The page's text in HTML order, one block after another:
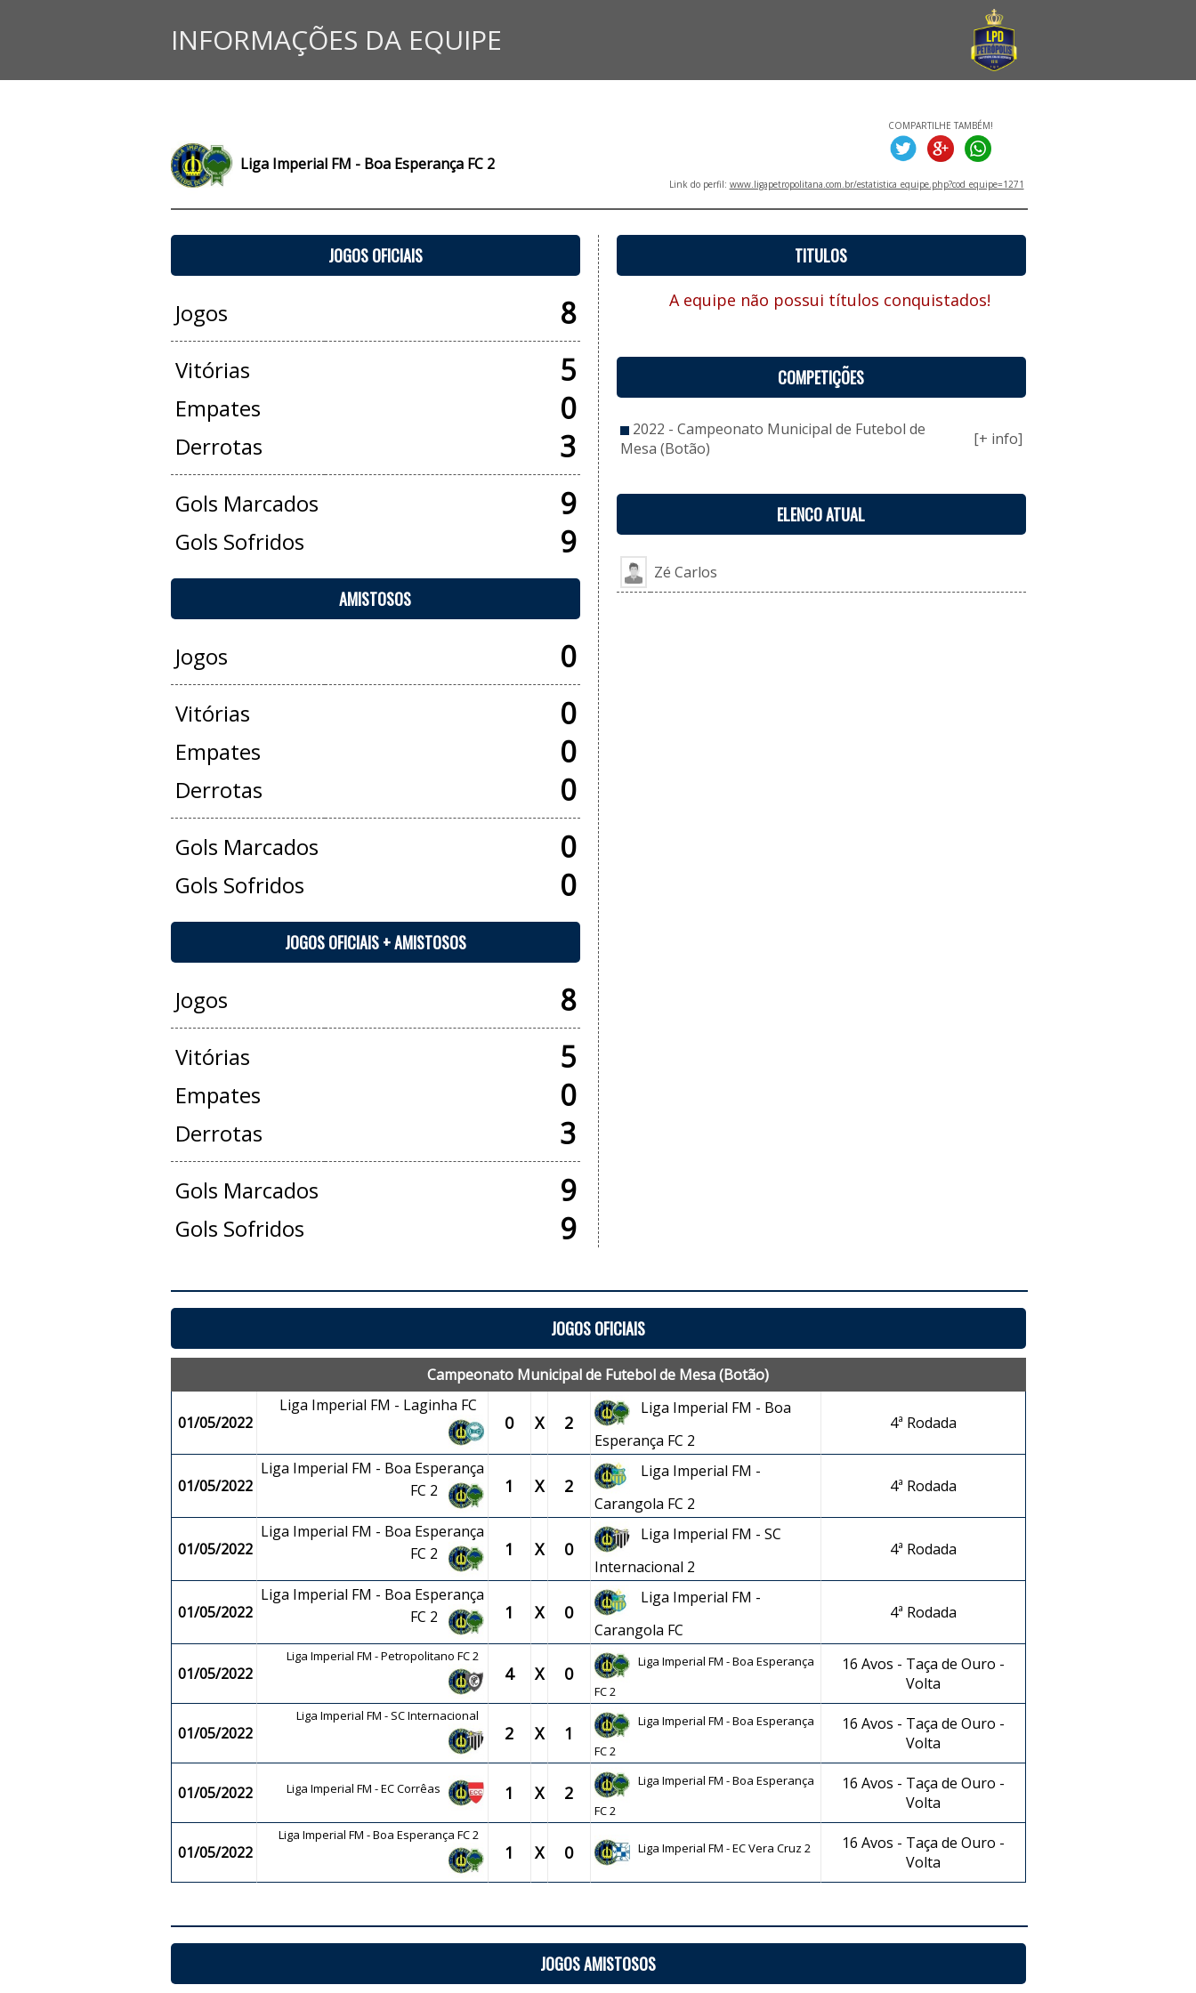
INFORMAÇÕES DA EQUIPE
Liga Imperial FM - Boa Esperança FC 2
COMPARTILHE TAMBÉM!
Link do perfil: www.ligapetropolitana.com.br/estatistica_equipe.php?cod_equipe=1271
JOGOS OFICIAIS
Jogos 8
Vitórias 5
Empates 0
Derrotas 3
Gols Marcados 9
Gols Sofridos 9
AMISTOSOS
Jogos 0
Vitórias 0
Empates 0
Derrotas 0
Gols Marcados 0
Gols Sofridos 0
JOGOS OFICIAIS + AMISTOSOS
Jogos 8
Vitórias 5
Empates 0
Derrotas 3
Gols Marcados 9
Gols Sofridos 9
TITULOS
A equipe não possui títulos conquistados!
COMPETIÇÕES
2022 - Campeonato Municipal de Futebol de
Mesa (Botão)
[+ info]
ELENCO ATUAL
Zé Carlos
JOGOS OFICIAIS
Campeonato Municipal de Futebol de Mesa (Botão)
01/05/2022
Liga Imperial FM - Laginha FC
0 X 2
Liga Imperial FM - Boa
Esperança FC 2
4ª Rodada
01/05/2022
Liga Imperial FM - Boa Esperança
FC 2
1 X 2
Liga Imperial FM -
Carangola FC 2
4ª Rodada
01/05/2022
Liga Imperial FM - Boa Esperança
FC 2
1 X 0
Liga Imperial FM - SC
Internacional 2
4ª Rodada
01/05/2022
Liga Imperial FM - Boa Esperança
FC 2
1 X 0
Liga Imperial FM -
Carangola FC
4ª Rodada
01/05/2022
Liga Imperial FM - Petropolitano FC 2
4 X 0
Liga Imperial FM - Boa Esperança
FC 2
16 Avos - Taça de Ouro -
Volta
01/05/2022
Liga Imperial FM - SC Internacional
2 X 1
Liga Imperial FM - Boa Esperança
FC 2
16 Avos - Taça de Ouro -
Volta
01/05/2022 Liga Imperial FM - EC Corrêas 1 X 2
Liga Imperial FM - Boa Esperança
FC 2
16 Avos - Taça de Ouro -
Volta
01/05/2022
Liga Imperial FM - Boa Esperança FC 2
1 X 0 Liga Imperial FM - EC Vera Cruz 2
16 Avos - Taça de Ouro -
Volta
JOGOS AMISTOSOS